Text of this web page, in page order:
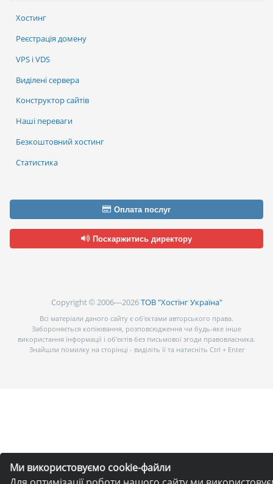
Ми використовуємо cookie-файли
Хостинг
Реєстрація домену
VPS і VDS
Виділені сервера
Конструктор сайтів
Наші переваги
Безкоштовний хостинг
Статистика
Оплата послуг
Поскаржитись директору
Copyright © 2006—2026ТОВ "Хостінг Україна"
Всі матеріали даного сайту є об’єктами авторського права.
Забороняється копіювання, розповсюдження чи будь-яке інше
використання інформації і об’єктів без письмової згоди правовласника.
Знайшли помилку на сторінці - виділіть її та натисніть Ctrl + Enter